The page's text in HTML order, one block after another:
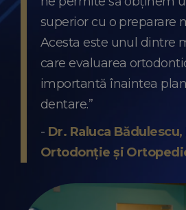
superior cu o preparare
Acesta este unul dintre
care evaluarea
importantă înaintea
dentare.”
- Dr. Raluca
Ortodonție și